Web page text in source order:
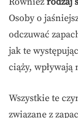
Osoby o
odczuwać
jak te
ciąży, wpływają
Wszystkie te
związane z